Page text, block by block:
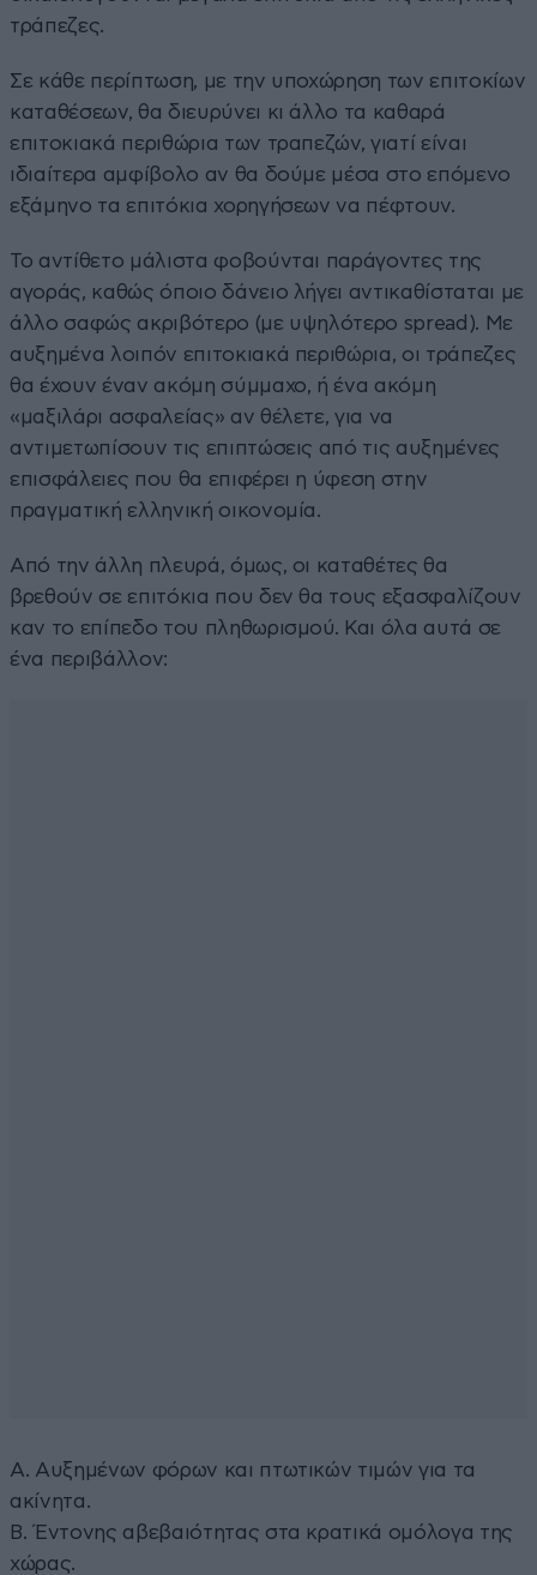
τράπεζες.
Σε κάθε περίπτωση, με την υποχώρηση των επιτοκίων
καταθέσεων, θα διευρύνει κι άλλο τα καθαρά
επιτοκιακά περιθώρια των τραπεζών, γιατί είναι
ιδιαίτερα αμφίβολο αν θα δούμε μέσα στο επόμενο
εξάμηνο τα επιτόκια χορηγήσεων να πέφτουν.
Το αντίθετο μάλιστα φοβούνται παράγοντες της
αγοράς, καθώς όποιο δάνειο λήγει αντικαθίσταται με
άλλο σαφώς ακριβότερο (με υψηλότερο spread). Με
αυξημένα λοιπόν επιτοκιακά περιθώρια, οι τράπεζες
θα έχουν έναν ακόμη σύμμαχο, ή ένα ακόμη
«μαξιλάρι ασφαλείας» αν θέλετε, για να
αντιμετωπίσουν τις επιπτώσεις από τις αυξημένες
επισφάλειες που θα επιφέρει η ύφεση στην
πραγματική ελληνική οικονομία.
Από την άλλη πλευρά, όμως, οι καταθέτες θα
βρεθούν σε επιτόκια που δεν θα τους εξασφαλίζουν
καν το επίπεδο του πληθωρισμού. Και όλα αυτά σε
ένα περιβάλλον:
Α. Αυξημένων φόρων και πτωτικών τιμών για τα
ακίνητα.
Β. Έντονης αβεβαιότητας στα κρατικά ομόλογα της
χώρας.